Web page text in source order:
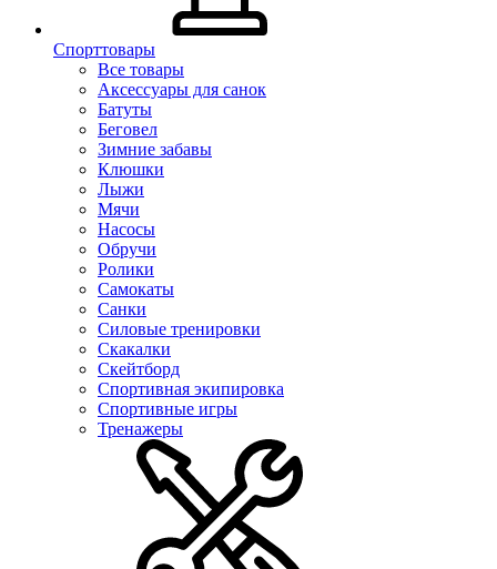
Спорттовары
Все товары
Аксессуары для санок
Батуты
Беговел
Зимние забавы
Клюшки
Лыжи
Мячи
Насосы
Обручи
Ролики
Самокаты
Санки
Силовые тренировки
Скакалки
Скейтборд
Спортивная экипировка
Спортивные игры
Тренажеры